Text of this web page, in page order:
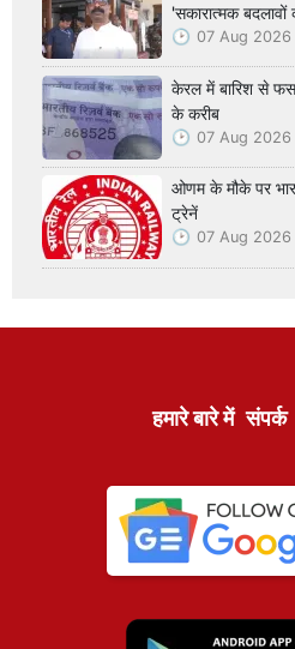
'सकारात्मक
07 Aug 2026
केरल में बारिश से
के करीब
07 Aug 2026
ओणम के मौके पर
ट्रेनें
07 Aug 2026
हमारे बारे में संपर्क